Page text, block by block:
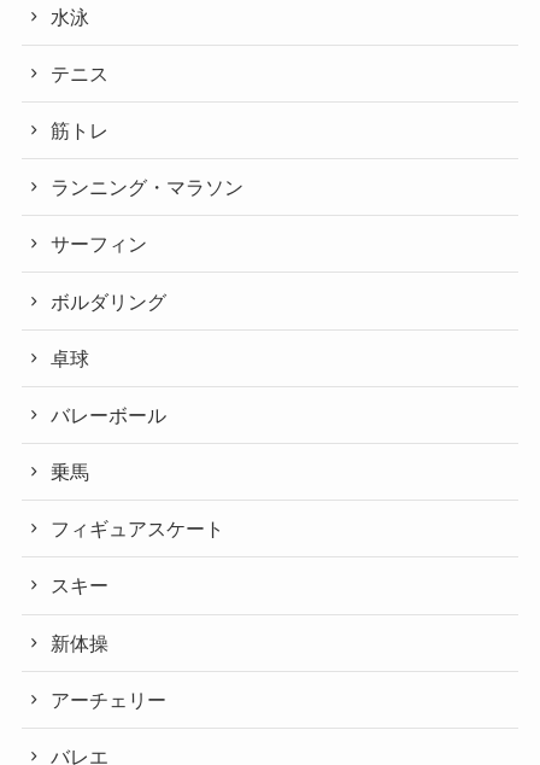
水泳
テニス
筋トレ
ランニング・マラソン
サーフィン
ボルダリング
卓球
バレーボール
乗馬
フィギュアスケート
スキー
新体操
アーチェリー
バレエ